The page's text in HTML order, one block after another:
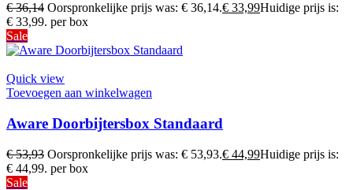
€36,14 Oorspronkelijke prijs was: € 36,14.€ 33,99Huidige prijs is:
€ 33,99. per box
Sale
Quick view
Toevoegen aan winkelwagen
Aware Doorbijtersbox Standaard
€53,93 Oorspronkelijke prijs was: € 53,93.€ 44,99Huidige prijs is:
€ 44,99. per box
Sale